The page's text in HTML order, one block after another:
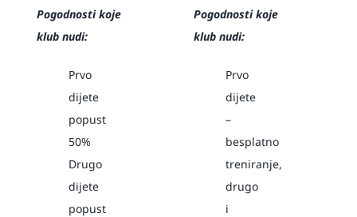
Pogodnosti koje
klub nudi:
Prvo
dijete
popust
50%
Drugo
dijete
popust
Pogodnosti koje
klub nudi:
Prvo
dijete
–
besplatno
treniranje,
drugo
i